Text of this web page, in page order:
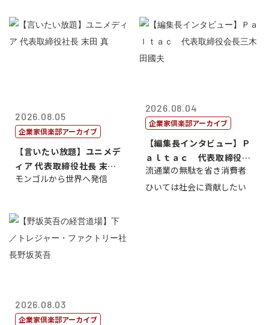
2026.08.05
企業家倶楽部アーカイブ
【言いたい放題】ユニメデ
ィア 代表取締役社長 末田
真
モンゴルから世界へ発信
2026.08.04
企業家倶楽部アーカイブ
【編集長インタビュー】Ｐ
ａｌｔａｃ 代表取締役会
長三木田國夫
流通業の無駄を省き消費者
ひいては社会に貢献したい
2026.08.03
企業家倶楽部アーカイブ